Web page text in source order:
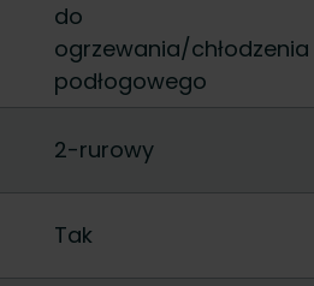
do
ogrzewania/chłodzenia
podłogowego
2-rurowy
Tak